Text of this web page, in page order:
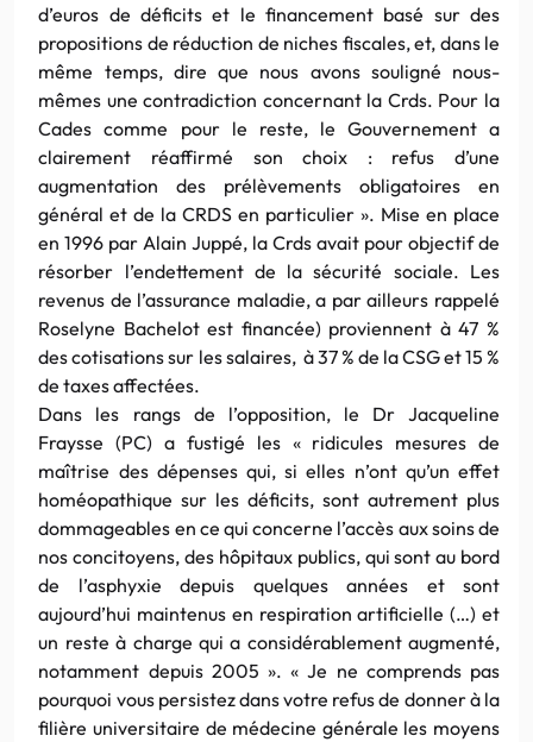
d’euros de déficits et le financement basé sur des
propositions de réduction de niches fiscales, et, dans le
même temps, dire que nous avons souligné nous-
mêmes une contradiction concernant la Crds. Pour la
Cades comme pour le reste, le Gouvernement a
clairement réaffirmé son choix : refus d’une
augmentation des prélèvements obligatoires en
général et de la CRDS en particulier ». Mise en place
en 1996 par Alain Juppé, la Crds avait pour objectif de
résorber l’endettement de la sécurité sociale. Les
revenus de l’assurance maladie, a par ailleurs rappelé
Roselyne Bachelot est financée) proviennent à 47 %
des cotisations sur les salaires, à 37 % de la CSG et 15 %
de taxes affectées.
Dans les rangs de l’opposition, le Dr Jacqueline
Fraysse (PC) a fustigé les « ridicules mesures de
maîtrise des dépenses qui, si elles n’ont qu’un effet
homéopathique sur les déficits, sont autrement plus
dommageables en ce qui concerne l’accès aux soins de
nos concitoyens, des hôpitaux publics, qui sont au bord
de l’asphyxie depuis quelques années et sont
aujourd’hui maintenus en respiration artificielle (…) et
un reste à charge qui a considérablement augmenté,
notamment depuis 2005 ». « Je ne comprends pas
pourquoi vous persistez dans votre refus de donner à la
filière universitaire de médecine générale les moyens